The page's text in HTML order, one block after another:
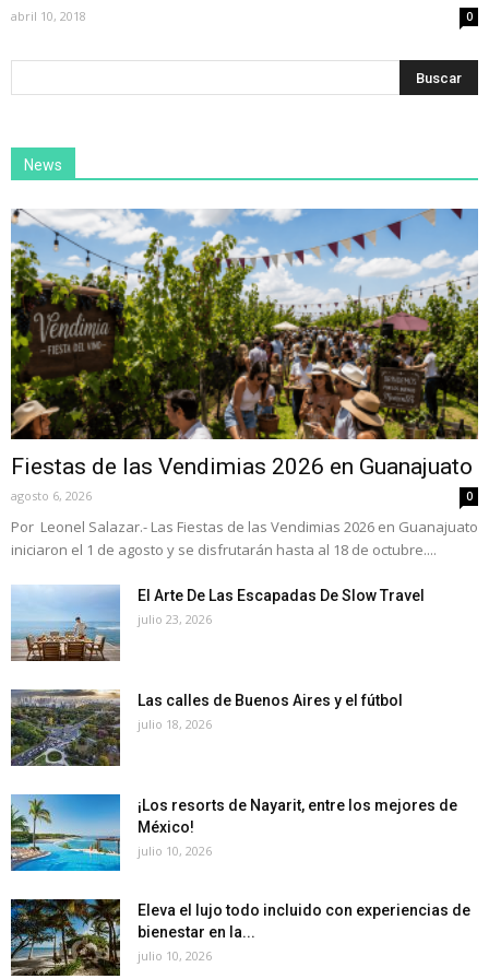
abril 10, 2018 0
News
Fiestas de las Vendimias 2026 en Guanajuato
agosto 6, 2026 0
Por Leonel Salazar.- Las Fiestas de las Vendimias 2026 en Guanajuato
iniciaron el 1 de agosto y se disfrutarán hasta al 18 de octubre....
El Arte De Las Escapadas De Slow Travel
julio 23, 2026
Las calles de Buenos Aires y el fútbol
julio 18, 2026
¡Los resorts de Nayarit, entre los mejores de
México!
julio 10, 2026
Eleva el lujo todo incluido con experiencias de
bienestar en la...
julio 10, 2026